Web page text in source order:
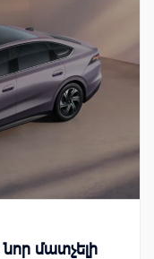
մատչելի